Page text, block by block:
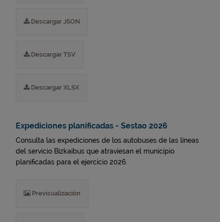
Descargar JSON
Descargar TSV
Descargar XLSX
Expediciones planificadas - Sestao 2026
Consulta las expediciones de los autobuses de las líneas
del servicio Bizkaibus que atraviesan el municipio
planificadas para el ejercicio 2026.
Previsualización